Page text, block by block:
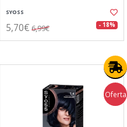
SYOSS
5,70€ 6,99€ - 18%
Oferta